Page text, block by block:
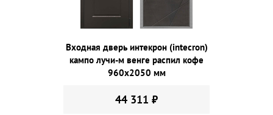
Входная дверь интекрон (intecron)
кампо лучи-м венге распил кофе
960х2050 мм
44 311 ₽